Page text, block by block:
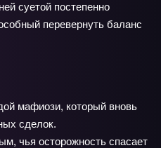
суетой постепенно
перевернуть баланс
мафиози, который вновь
сделок.
чья осторожность спасает